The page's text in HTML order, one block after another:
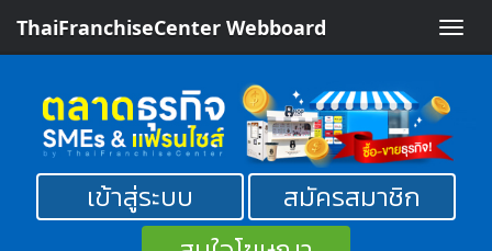
Toggle
ThaiFranchiseCenter Webboard
เข้าสู่ระบบ
สมัครสมาชิก